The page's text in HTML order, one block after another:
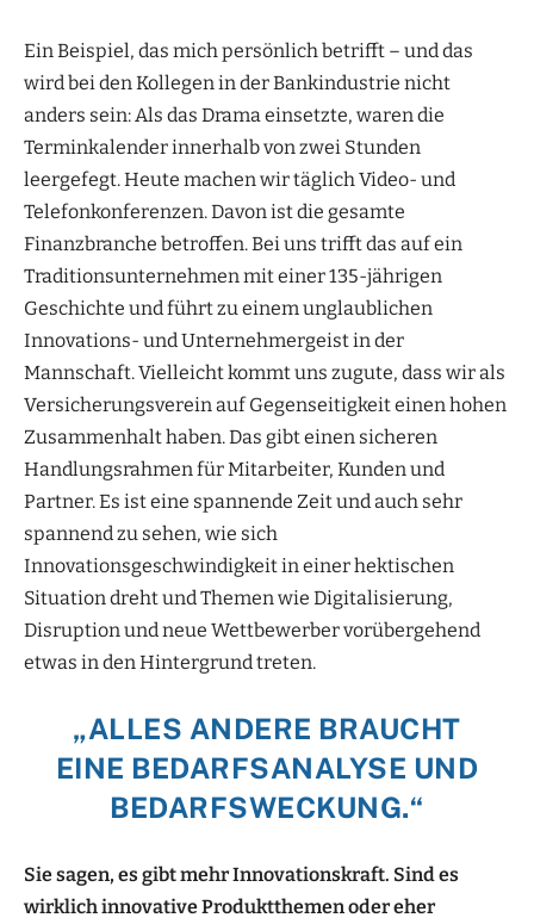
Ein Beispiel, das mich persönlich betrifft – und das
wird bei den Kollegen in der Bankindustrie nicht
anders sein: Als das Drama einsetzte, waren die
Terminkalender innerhalb von zwei Stunden
leergefegt. Heute machen wir täglich Video- und
Telefonkonferenzen. Davon ist die gesamte
Finanzbranche betroffen. Bei uns trifft das auf ein
Traditionsunternehmen mit einer 135-jährigen
Geschichte und führt zu einem unglaublichen
Innovations- und Unternehmergeist in der
Mannschaft. Vielleicht kommt uns zugute, dass wir als
Versicherungsverein auf Gegenseitigkeit einen hohen
Zusammenhalt haben. Das gibt einen sicheren
Handlungsrahmen für Mitarbeiter, Kunden und
Partner. Es ist eine spannende Zeit und auch sehr
spannend zu sehen, wie sich
Innovationsgeschwindigkeit in einer hektischen
Situation dreht und Themen wie Digitalisierung,
Disruption und neue Wettbewerber vorübergehend
etwas in den Hintergrund treten.
„ALLES ANDERE BRAUCHT
EINE BEDARFSANALYSE UND
BEDARFSWECKUNG.“
Sie sagen, es gibt mehr Innovationskraft. Sind es
wirklich innovative Produktthemen oder eher